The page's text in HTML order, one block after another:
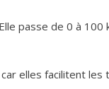
passe de 0 à 100
elles facilitent les